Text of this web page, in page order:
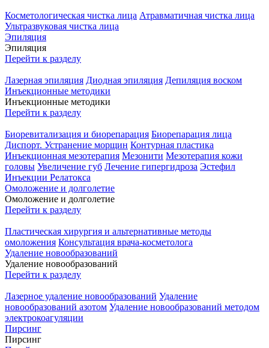
Косметологическая чистка лица Атравматичная чистка лица
Ультразвуковая чистка лица
Эпиляция
Эпиляция
Перейти к разделу
Лазерная эпиляция Диодная эпиляция Депиляция воском
Инъекционные методики
Инъекционные методики
Перейти к разделу
Биоревитализация и биорепарация Биорепарация лица
Диспорт. Устранение морщин Контурная пластика
Инъекционная мезотерапия Мезонити Мезотерапия кожи
головы Увеличение губ Лечение гипергидроза Эстефил
Инъекции Релатокса
Омоложение и долголетие
Омоложение и долголетие
Перейти к разделу
Пластическая хирургия и альтернативные методы
омоложения Консультация врача-косметолога
Удаление новообразований
Удаление новообразований
Перейти к разделу
Лазерное удаление новообразований Удаление
новообразований азотом Удаление новообразований методом
электрокоагуляции
Пирсинг
Пирсинг